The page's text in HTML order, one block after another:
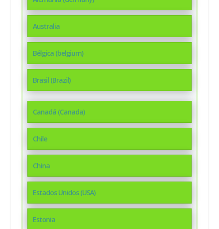
Australia
Bélgica (belgium)
Brasil (Brazil)
Canadá (Canada)
Chile
China
Estados Unidos (USA)
Estonia